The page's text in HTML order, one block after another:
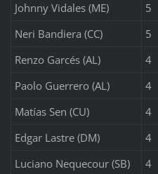
Johnny Vidales (ME)
5
Neri Bandiera (CC)
5
Renzo Garcés (AL)
4
Paolo Guerrero (AL)
4
Matías Sen (CU)
4
Edgar Lastre (DM)
4
Luciano Nequecour (SB)
4